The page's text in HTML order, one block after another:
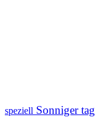
speziell Sonniger tag